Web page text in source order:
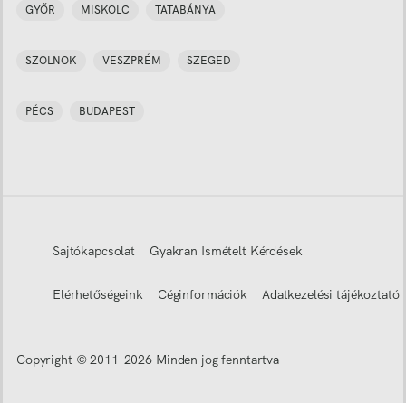
GYŐR MISKOLC TATABÁNYA
SZOLNOK VESZPRÉM SZEGED
PÉCS BUDAPEST
Sajtókapcsolat Gyakran Ismételt Kérdések
Elérhetőségeink Céginformációk Adatkezelési tájékoztató
Copyright © 2011-2026 Minden jog fenntartva